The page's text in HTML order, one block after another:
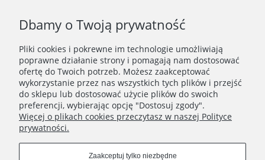
WAŻNE INFORMACJE
POLECANE STRONY
Dbamy o Twoją prywatność
Pliki cookies i pokrewne im technologie umożliwiają
poprawne działanie strony i pomagają nam dostosować
ofertę do Twoich potrzeb. Możesz zaakceptować
wykorzystanie przez nas wszystkich tych plików i przejść
do sklepu lub dostosować użycie plików do swoich
preferencji, wybierając opcję "Dostosuj zgody".
Więcej o plikach cookies przeczytasz w naszej Polityce
prywatności.
Zaakceptuj tylko niezbędne